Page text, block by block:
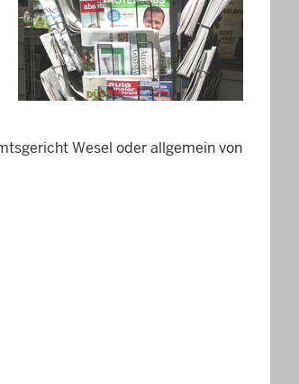
Wesel oder allgemein von